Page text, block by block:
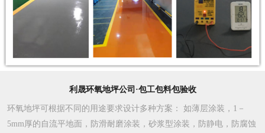
利晟环氧地坪公司·包工包料包验收
环氧地坪可根据不同的用途要求设计多种方案 ： 如薄层涂装，1－
5mm厚的自流平地面，防滑耐磨涂装，砂浆型涂装，防静电，防腐蚀